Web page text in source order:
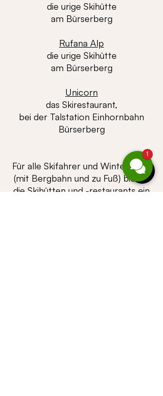
die urige Skihütte
am Bürserberg
Rufana Alp
die urige Skihütte
am Bürserberg
Unicorn
das Skirestaurant,
bei der Talstation Einhornbahn
Bürserberg
Für alle Skifahrer und Wintergäste
(mit Bergbahn und zu Fuß) bieten
die Skihütten und -restaurants ein
1